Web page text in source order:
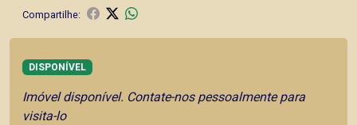
Compartilhe:
DISPONÍVEL
Imóvel disponível. Contate-nos pessoalmente para
visita-lo